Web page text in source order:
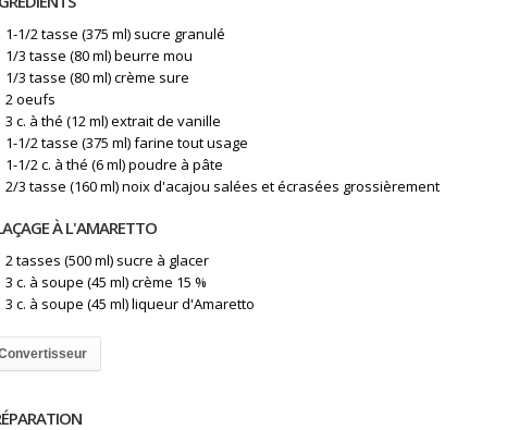
1-1/2 tasse (375 ml) sucre granulé
1/3 tasse (80 ml) beurre mou
1/3 tasse (80 ml) crème sure
2 oeufs
3 c. à thé (12 ml) extrait de vanille
1-1/2 tasse (375 ml) farine tout usage
1-1/2 c. à thé (6 ml) poudre à pâte
2/3 tasse (160 ml) noix d'acajou salées et écrasées grossièrement
À L'AMARETTO
2 tasses (500 ml) sucre à glacer
3 c. à soupe (45 ml) crème 15 %
3 c. à soupe (45 ml) liqueur d'Amaretto